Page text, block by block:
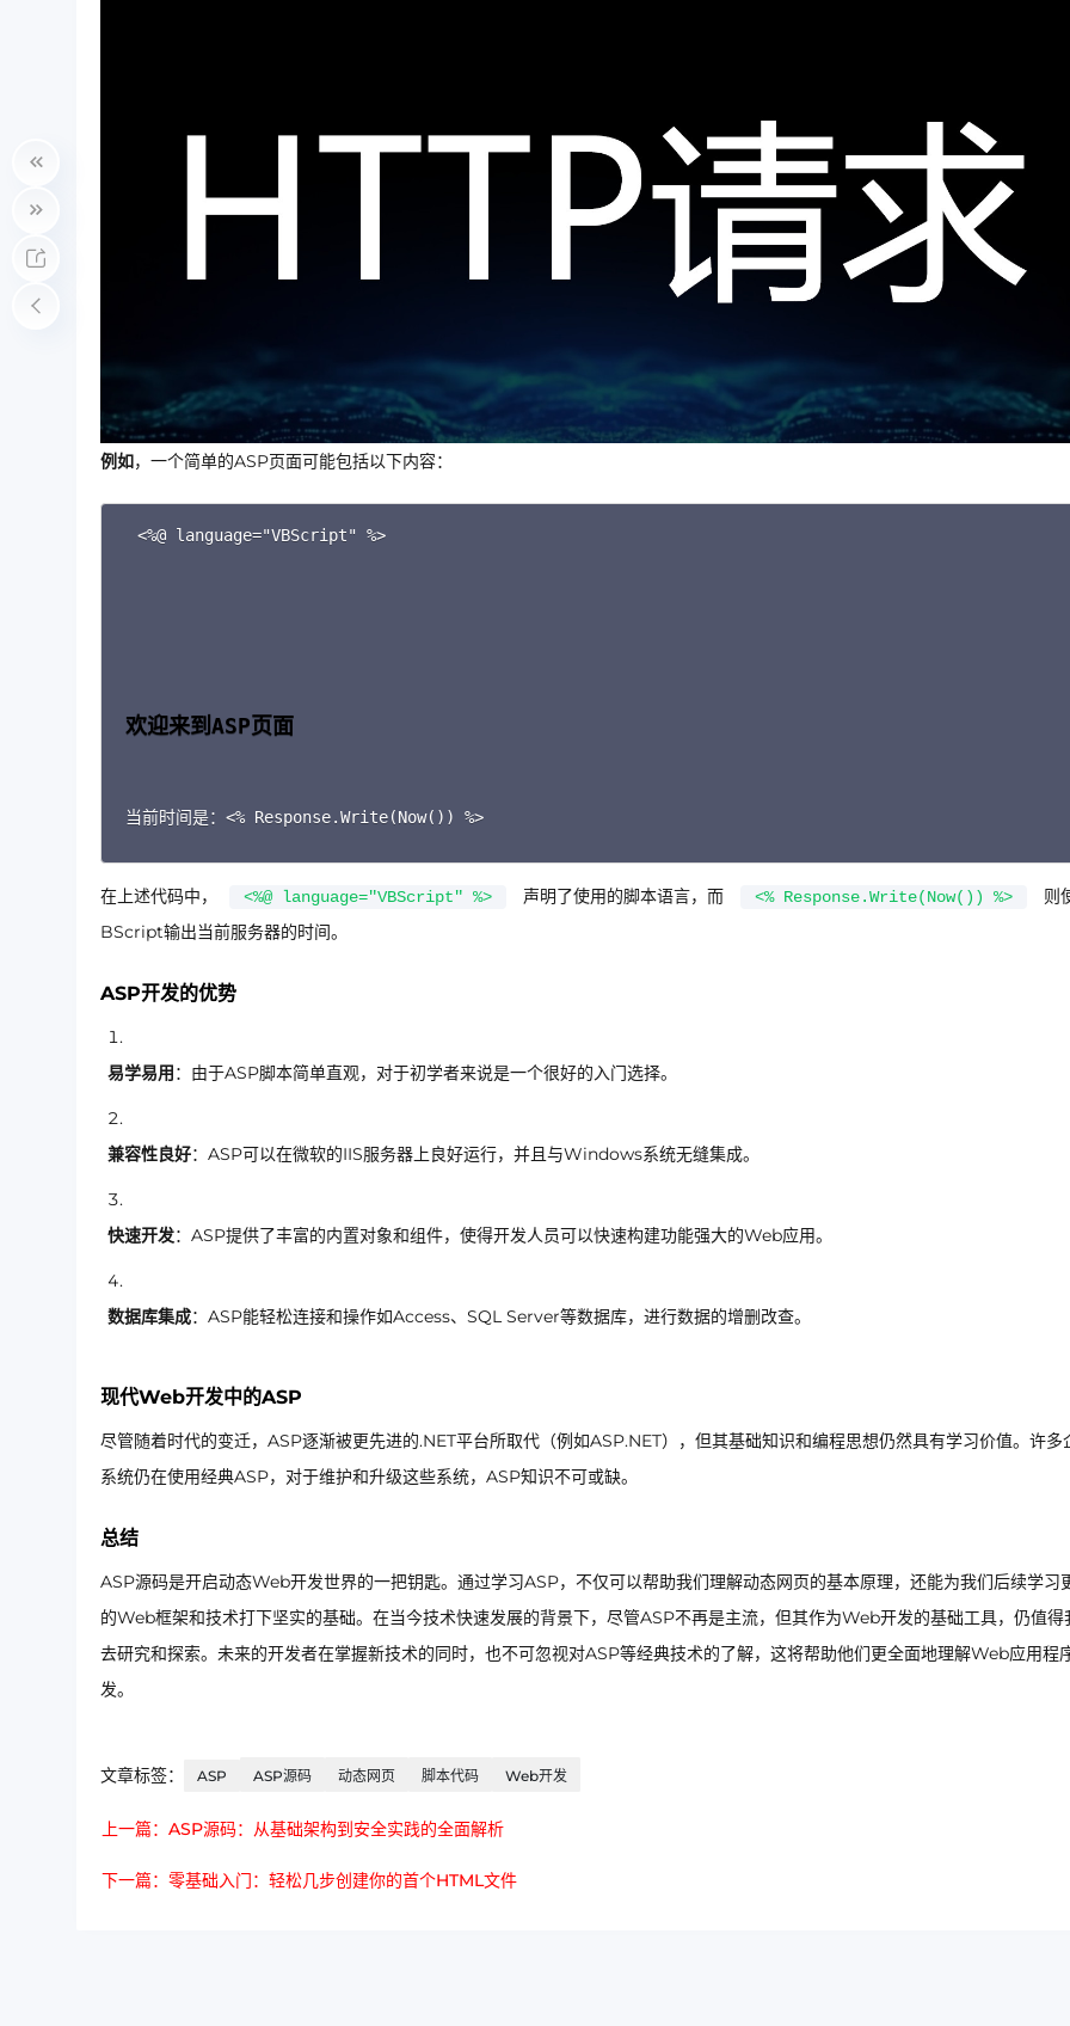
例如，一个简单的ASP页面可能包括以下内容：
<%@ language="VBScript" %>
欢迎来到ASP页面
当前时间是：<% Response.Write(Now()) %>
在上述代码中， <%@ language="VBScript" %> 声明了使用的脚本语言，而 <% Response.Write(Now()) %>
则
BScript输出当前服务器的时间。
ASP开发的优势
易学易用：由于ASP脚本简单直观，对于初学者来说是一个很好的入门选择。
兼容性良好：ASP可以在微软的IIS服务器上良好运行，并且与Windows系统无缝集成。
快速开发：ASP提供了丰富的内置对象和组件，使得开发人员可以快速构建功能强大的Web应用。
数据库集成：ASP能轻松连接和操作如Access、SQL Server等数据库，进行数据的增删改查。
现代Web开发中的ASP
尽管随着时代的变迁，ASP逐渐被更先进的.NET平台所取代（例如ASP.NET），但其基础知识和编程思想仍然具有学习价值。许多
系统仍在使用经典ASP，对于维护和升级这些系统，ASP知识不可或缺。
总结
ASP源码是开启动态Web开发世界的一把钥匙。通过学习ASP，不仅可以帮助我们理解动态网页的基本原理，还能为我们后续学习
的Web框架和技术打下坚实的基础。在当今技术快速发展的背景下，尽管ASP不再是主流，但其作为Web开发的基础工具，仍值得
去研究和探索。未来的开发者在掌握新技术的同时，也不可忽视对ASP等经典技术的了解，这将帮助他们更全面地理解Web应用程
发。
文章标签： ASP ASP源码 动态网页 脚本代码 Web开发
上一篇：ASP源码：从基础架构到安全实践的全面解析
下一篇：零基础入门：轻松几步创建你的首个HTML文件